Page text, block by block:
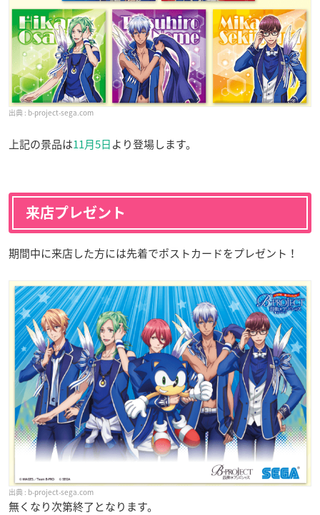
b-project-sega.com
上記の景品は11月5日より登場します。
来店プレゼント
期間中に来店した方には先着でポストカードをプレゼント！
b-project-sega.com
無くなり次第終了となります。